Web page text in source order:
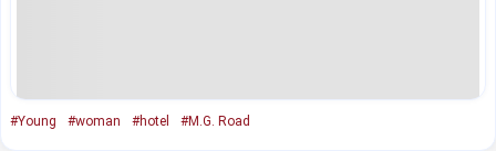
#Young #woman #hotel #M.G. Road